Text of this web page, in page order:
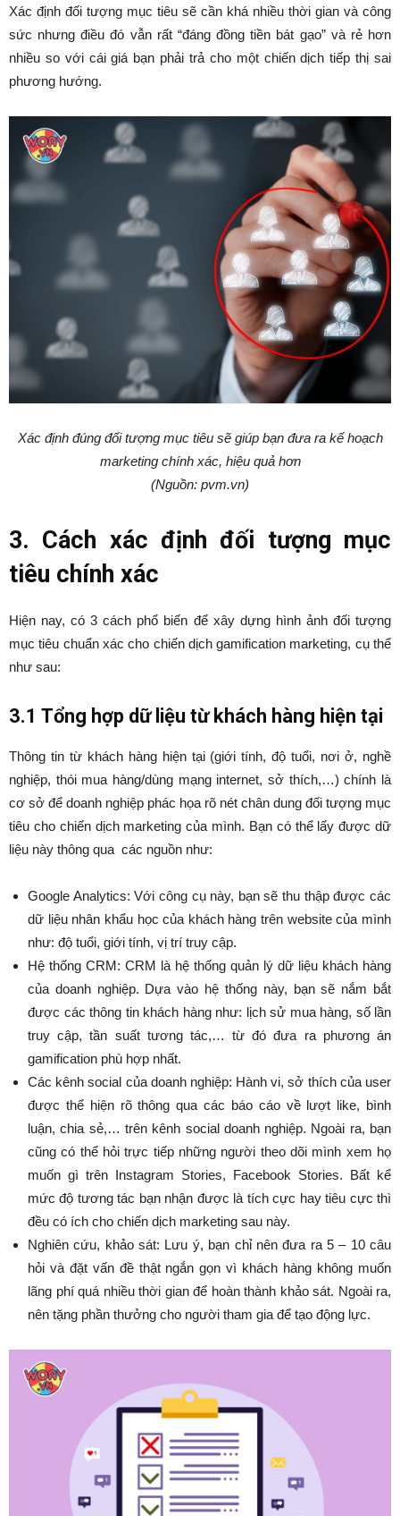
Xác định đối tượng mục tiêu sẽ cần khá nhiều thời gian và công
sức nhưng điều đó vẫn rất “đáng đồng tiền bát gạo” và rẻ hơn
nhiều so với cái giá bạn phải trả cho một chiến dịch tiếp thị sai
phương hướng.
Xác định đúng đối tượng mục tiêu sẽ giúp bạn đưa ra kế hoạch
marketing chính xác, hiệu quả hơn
(Nguồn: pvm.vn)
3. Cách xác định đối tượng mục
tiêu chính xác
Hiện nay, có 3 cách phổ biến để xây dựng hình ảnh đối tượng
mục tiêu chuẩn xác cho chiến dịch gamification marketing, cụ thể
như sau:
3.1 Tổng hợp dữ liệu từ khách hàng hiện tại
Thông tin từ khách hàng hiện tại (giới tính, độ tuổi, nơi ở, nghề
nghiệp, thói mua hàng/dùng mạng internet, sở thích,…) chính là
cơ sở để doanh nghiệp phác họa rõ nét chân dung đối tượng mục
tiêu cho chiến dịch marketing của mình. Bạn có thể lấy được dữ
liệu này thông qua các nguồn như:
Google Analytics: Với công cụ này, bạn sẽ thu thập được các
dữ liệu nhân khẩu học của khách hàng trên website của mình
như: độ tuổi, giới tính, vị trí truy cập.
Hệ thống CRM: CRM là hệ thống quản lý dữ liệu khách hàng
của doanh nghiệp. Dựa vào hệ thống này, bạn sẽ nắm bắt
được các thông tin khách hàng như: lịch sử mua hàng, số lần
truy cập, tần suất tương tác,… từ đó đưa ra phương án
gamification phù hợp nhất.
Các kênh social của doanh nghiệp: Hành vi, sở thích của user
được thể hiện rõ thông qua các báo cáo về lượt like, bình
luận, chia sẻ,… trên kênh social doanh nghiệp. Ngoài ra, bạn
cũng có thể hỏi trực tiếp những người theo dõi mình xem họ
muốn gì trên Instagram Stories, Facebook Stories. Bất kể
mức độ tương tác bạn nhận được là tích cực hay tiêu cực thì
đều có ích cho chiến dịch marketing sau này.
Nghiên cứu, khảo sát: Lưu ý, bạn chỉ nên đưa ra 5 – 10 câu
hỏi và đặt vấn đề thật ngắn gọn vì khách hàng không muốn
lãng phí quá nhiều thời gian để hoàn thành khảo sát. Ngoài ra,
nên tặng phần thưởng cho người tham gia để tạo động lực.